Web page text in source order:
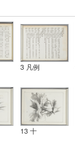
3 凡例
13 十